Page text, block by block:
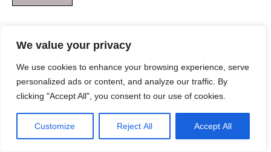
We value your privacy
We use cookies to enhance your browsing experience, serve
personalized ads or content, and analyze our traffic. By
clicking "Accept All", you consent to our use of cookies.
Customize Reject All Accept All
mee. Of je nu een stedentrip maakt, naar het strand gaat
belangrijk om je voor te bereiden en bewust te zijn van